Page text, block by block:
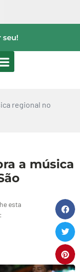
seu!
regional no
a música
esta